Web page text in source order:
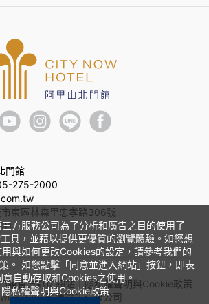
方服務公司為了分析和廣告之目的使用了
具，並藉以提供更優質的瀏覽體驗。如您想
與如何更改Cookies的設定，請參考我們的
。 如您點擊「同意並進入網站」按鈕，即表
意自動存取和Cookies之使用。
隱私權聲明與Cookie政策
門館
275-2000
東區林森里忠孝路306號
館官方訂房網站｜隱私權聲明與Cookie政策
by曜通資訊有限公司